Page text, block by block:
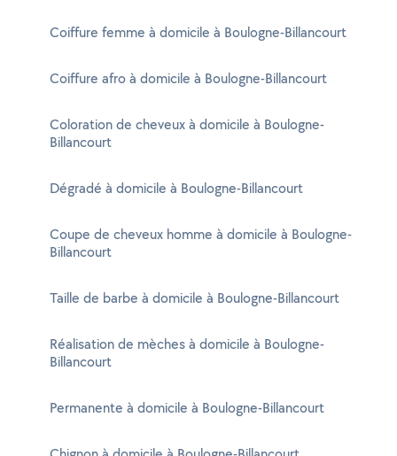
Coiffure femme à domicile à Boulogne-Billancourt
Coiffure afro à domicile à Boulogne-Billancourt
Coloration de cheveux à domicile à Boulogne-
Billancourt
Dégradé à domicile à Boulogne-Billancourt
Coupe de cheveux homme à domicile à Boulogne-
Billancourt
Taille de barbe à domicile à Boulogne-Billancourt
Réalisation de mèches à domicile à Boulogne-
Billancourt
Permanente à domicile à Boulogne-Billancourt